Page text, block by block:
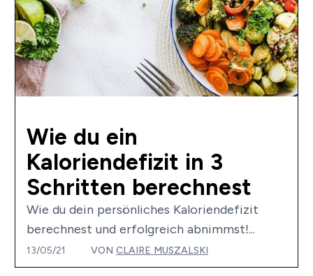
Wie du ein
Kaloriendefizit in 3
Schritten berechnest
Wie du dein persönliches Kaloriendefizit
berechnest und erfolgreich abnimmst!...
13/05/21 VON CLAIRE MUSZALSKI